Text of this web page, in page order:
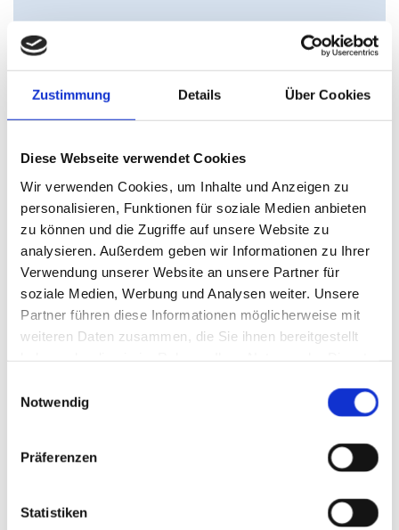
Zustimmung Details Über Cookies
Diese Webseite verwendet Cookies
Wir verwenden Cookies, um Inhalte und Anzeigen zu
personalisieren, Funktionen für soziale Medien anbieten
zu können und die Zugriffe auf unsere Website zu
analysieren. Außerdem geben wir Informationen zu Ihrer
Verwendung unserer Website an unsere Partner für
soziale Medien, Werbung und Analysen weiter. Unsere
Partner führen diese Informationen möglicherweise mit
weiteren Daten zusammen, die Sie ihnen bereitgestellt
Notwendig
Präferenzen
Statistiken
Freshminder®
Fresh Minder ist ein Therapieprogramm zum
Hirnleistungstraining in allen Phasen der
Rehabilitation
Eyemove®
Software zur Erfassung und zum Training von
visuellen Explorationsstörungen bei Patienten
mit erworbener Hirnschädigung
Stabilo ErgoPen Neo ®
Objektive, digitale Befunderhebung der Schreib-
und Graphomotorik, Für eine evidenzbasierte
Schreiben, Motivation: Behandlungsfortschritte